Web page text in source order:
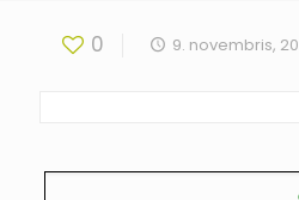
0 9. novembris,